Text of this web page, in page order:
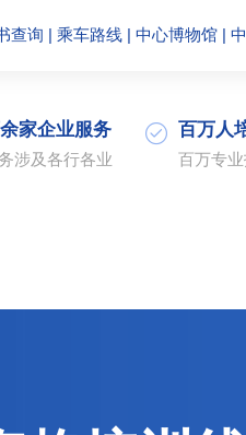
查询 | 乘车路线 | 中心博物馆 |
家企业服务
涉及各行各业
百万人
百万专